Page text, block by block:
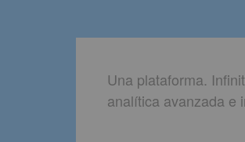
Una plataforma.
analítica avanzada e